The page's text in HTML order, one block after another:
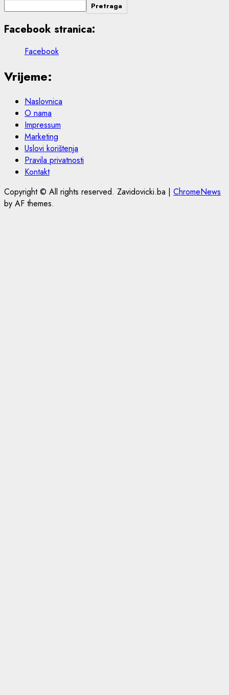
Pretraga
Facebook stranica:
Facebook
Vrijeme:
Naslovnica
O nama
Impressum
Marketing
Uslovi korištenja
Pravila privatnosti
Kontakt
Copyright © All rights reserved. Zavidovicki.ba | ChromeNews
by AF themes.